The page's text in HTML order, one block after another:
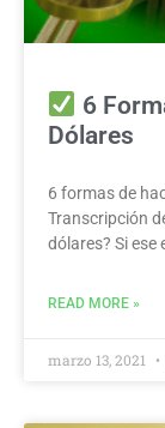
6
Dólares
6 formas de
Transcripción
dólares? Si ese
READ MORE »
marzo 13, 2021